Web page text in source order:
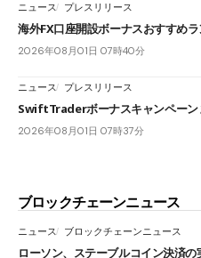
ニュース プレスリリース
海外FX口座開設ボーナスおすすめ
2026年08月01日 07時40分
ニュース プレスリリース
SwiftTraderボーナスキャンペーン
2026年08月01日 07時37分
ブロックチェーンニュース
ニュース ブロックチェーンニュース
ローソン、ステーブルコイン決済